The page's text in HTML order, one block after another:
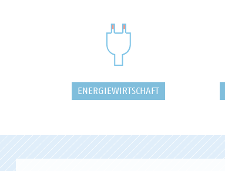
ENERGIEWIRTSCHAFT